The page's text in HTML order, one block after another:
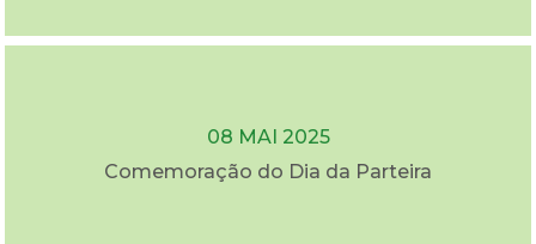
08 MAI 2025
Comemoração do Dia da Parteira